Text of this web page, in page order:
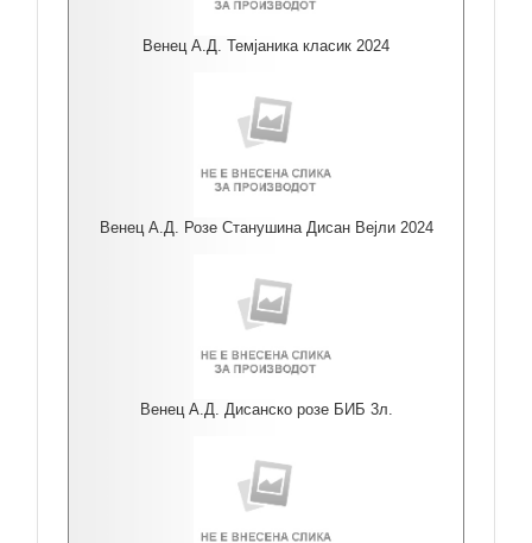
Венец А.Д. Темјаника класик 2024
Венец А.Д. Розе Станушина Дисан Вејли 2024
Венец А.Д. Дисанско розе БИБ 3л.